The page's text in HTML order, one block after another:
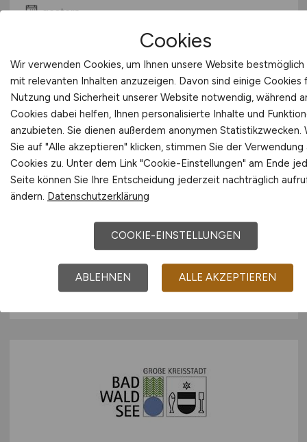
gestern
Objektmanagerin /
Bau- und Liegenschaftsbetrieb NRW
gestern
Münster
Cookies
Wir verwenden Cookies, um Ihnen unsere Website bestmöglich
mit relevanten Inhalten anzuzeigen. Davon sind einige Cookies
Nutzung und Sicherheit unserer Website notwendig, während
Cookies dabei helfen, Ihnen personalisierte Inhalte und
anzubieten. Sie dienen außerdem anonymen Statistikzwecken.
Sie auf "Alle akzeptieren" klicken, stimmen Sie der Verwendung
Cookies zu. Unter dem Link "Cookie-Einstellungen" am Ende
Seite können Sie Ihre Entscheidung jederzeit nachträglich
ändern. Datenschutzerklärung
COOKIE-EINSTELLUNGEN
ABLEHNEN ALLE AKZEPTIEREN